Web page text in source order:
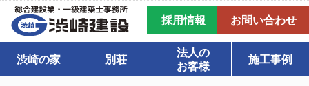
採用情報 お問い合わせ
渋崎の家 別荘
法人の
お客様
施工事例